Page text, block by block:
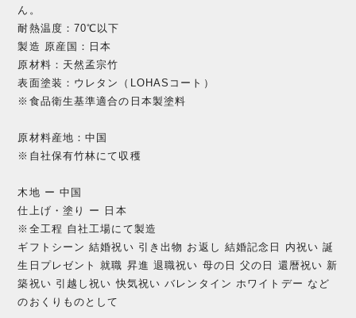
ん。
耐熱温度：70℃以下
製造 原産国：日本
原材料：天然孟宗竹
表面塗装：ウレタン（LOHASコート）
※食品衛生基準適合の日本製塗料
原材料産地：中国
※自社保有竹林にて収穫
木地 ー 中国
仕上げ・塗り ー 日本
※全工程 自社工場にて製造
ギフトシーン 結婚祝い 引き出物 お返し 結婚記念日 内祝い 誕
生日プレゼント 就職 昇進 退職祝い 母の日 父の日 還暦祝い 新
築祝い 引越し祝い 快気祝い バレンタイン ホワイトデー など
のおくりものとして